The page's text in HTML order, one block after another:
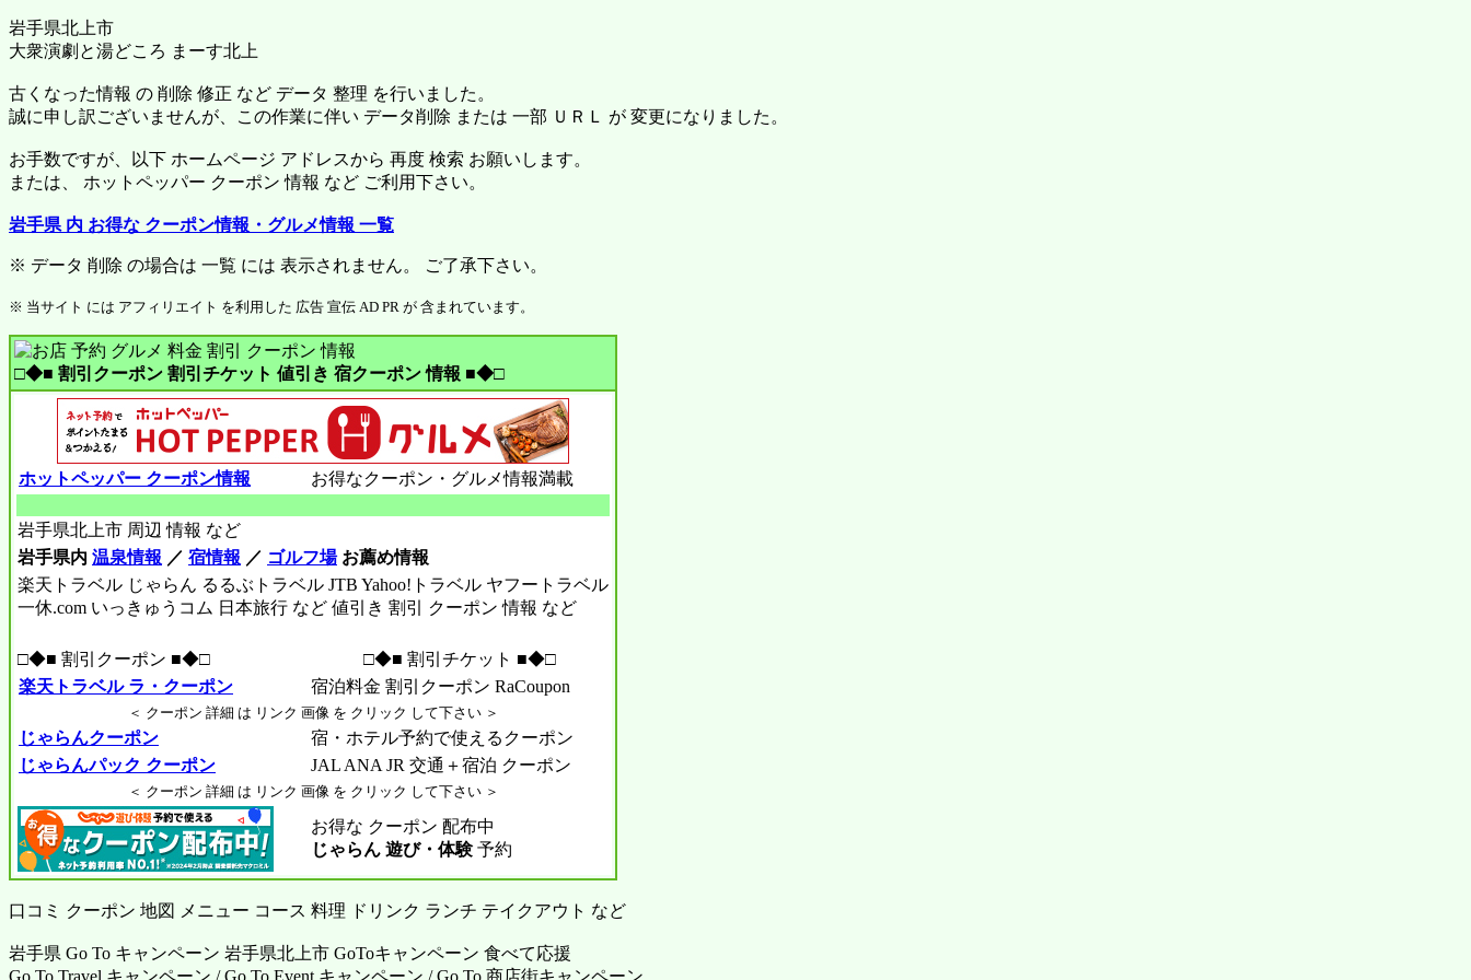
岩手県北上市
大衆演劇と湯どころ まーす北上
古くなった情報 の 削除 修正 など データ 整理 を行いました。
誠に申し訳ございませんが、この作業に伴い データ削除 または 一部 ＵＲＬ が 変更になりました。
お手数ですが、以下 ホームページ アドレスから 再度 検索 お願いします。
または、 ホットペッパー クーポン 情報 など ご利用下さい。
岩手県 内 お得な クーポン情報・グルメ情報 一覧
※ データ 削除 の場合は 一覧 には 表示されません。 ご了承下さい。
※ 当サイト には アフィリエイト を利用した 広告 宣伝 AD PR が 含まれています。
□◆■ 割引クーポン 割引チケット 値引き 宿クーポン 情報 ■◆□
ホットペッパー クーポン情報 お得なクーポン・グルメ情報満載
岩手県北上市 周辺 情報 など
岩手県内 温泉情報 ／ 宿情報 ／ ゴルフ場お薦め情報
楽天トラベル じゃらん るるぶトラベル JTB Yahoo!トラベル ヤフートラベル
一休.com いっきゅうコム 日本旅行 など 値引き 割引 クーポン 情報 など
□◆■ 割引クーポン ■◆□
□◆■ 割引チケット ■◆□
楽天トラベル ラ・クーポン
宿泊料金 割引クーポン RaCoupon
＜ クーポン 詳細 は リンク 画像 を クリック して下さい ＞
じゃらんクーポン
宿・ホテル予約で使えるクーポン
じゃらんパック クーポン
JAL ANA JR 交通＋宿泊 クーポン
＜ クーポン 詳細 は リンク 画像 を クリック して下さい ＞
お得な クーポン 配布中
じゃらん 遊び・体験予約
口コミ クーポン 地図 メニュー コース 料理 ドリンク ランチ テイクアウト など
岩手県 Go To キャンペーン 岩手県北上市 GoToキャンペーン 食べて応援
Go To Travel キャンペーン / Go To Event キャンペーン / Go To 商店街キャンペーン